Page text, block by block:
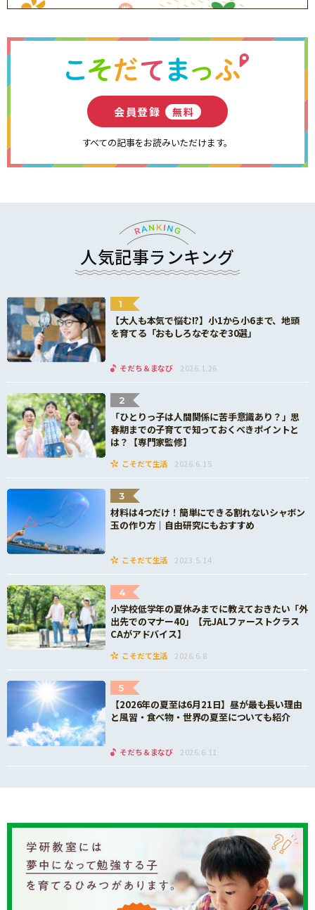
会員登録 無料
すべての記事をお読みいただけます。
人気記事ランキング
1
【大人も本気で悩む!?】小1から小6まで、地頭
を育てる「おもしろなぞなぞ30選」
そだち＆まなび 2026.1.26
2
「ひとりっ子は人間関係に苦手意識あり？」思
春期までの子育てで知っておくべきポイントと
は？【専門家監修】
こそだて生活 2026.6.15
3
材料は4つだけ！簡単にできる割れないシャボン
玉の作り方｜自由研究にもおすすめ
こそだて生活 2023.5.14
4
小学校低学年の夏休みまでに教えておきたい「外
出先でのマナー40」【元JALファーストクラス
CAがアドバイス】
こそだて生活 2026.6.8
5
【2026年の夏至は6月21日】昼が最も長い理由
と風習・食べ物・世界の夏至についても紹介
そだち＆まなび 2026.6.11